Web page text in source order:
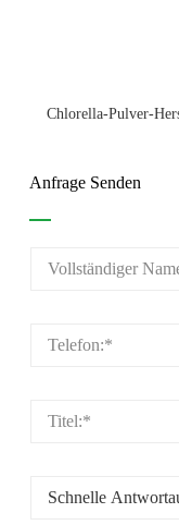
Chlorella-Pulver-
Anfrage Senden